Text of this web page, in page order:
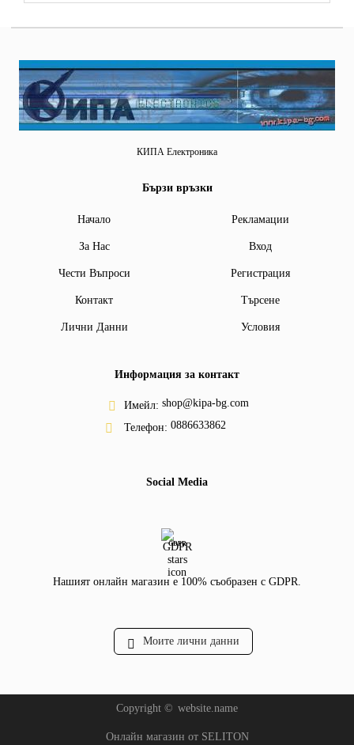
КИПА Електроника
Бързи връзки
Начало Рекламации
За Нас Вход
Чести Въпроси Регистрация
Контакт Търсене
Лични Данни Условия
Информация за контакт
Имейл: shop@kipa-bg.com
Телефон: 0886633862
Social Media
GDPR
Нашият онлайн магазин е 100% съобразен с GDPR.
Моите лични данни
Copyright © website.name
Онлайн магазин от SELITON